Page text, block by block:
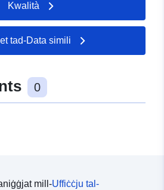
50.3581 ], [ 6.43609,
50.3551 ], [ 6.4318, 50.3551
Tip: Polygon
http://data.europa.eu/88u/dataset/
3c3f-dd60-9eda-8d7734e81207
Kwalità
tad-Data simili
0
mill-Uffiċċju tal-